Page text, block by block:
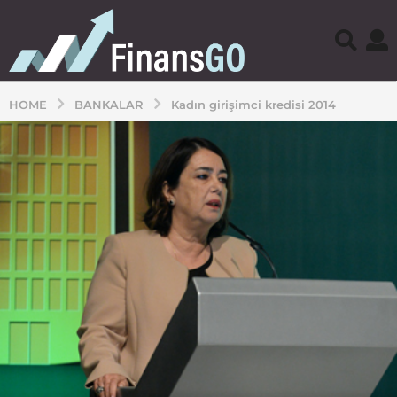
HOME BANKALAR Kadın girişimci kredisi 2014